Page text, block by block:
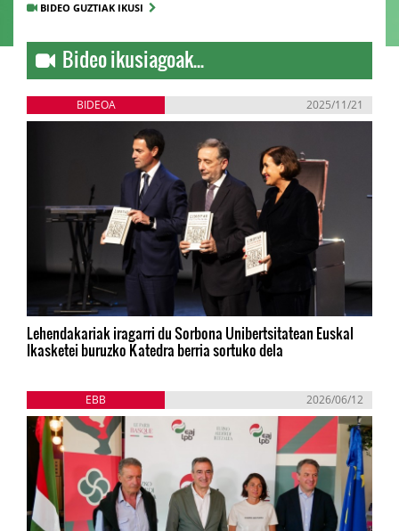
BIDEO GUZTIAK IKUSI
Bideo ikusiagoak...
BIDEOA 2025/11/21
Lehendakariak iragarri du Sorbona Unibertsitatean Euskal
Ikasketei buruzko Katedra berria sortuko dela
EBB 2026/06/12